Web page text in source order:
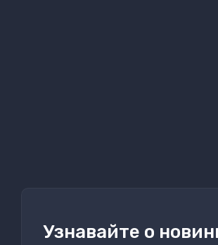
Узнавайте о